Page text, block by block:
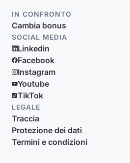
IN CONFRONTO
Cambia bonus
SOCIAL MEDIA
Linkedin
Facebook
Instagram
Youtube
TikTok
LEGALE
Traccia
Protezione dei dati
Termini e condizioni